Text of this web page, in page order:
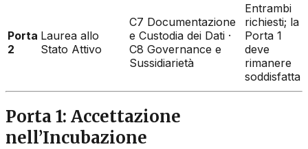
Porta
2
Laurea allo
Stato Attivo
C7 Documentazione
e Custodia dei Dati ·
C8 Governance e
Sussidiarietà
Entrambi
richiesti; la
Porta 1
deve
rimanere
soddisfatta
Porta 1: Accettazione
nell’Incubazione